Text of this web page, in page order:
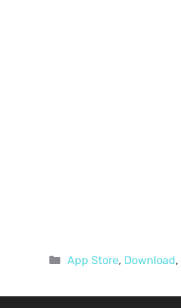
Categorie
App Store, Download,